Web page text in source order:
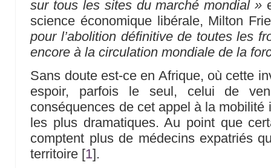
sur tous les sites du marché mondial »
science économique libérale, Milton
pour l’abolition définitive de toutes les
encore à la circulation mondiale de la
Sans doute est-ce en Afrique, où cette
espoir, parfois le seul, celui de
conséquences de cet appel à la
les plus dramatiques. Au point que
comptent plus de médecins expatriés
territoire [1].